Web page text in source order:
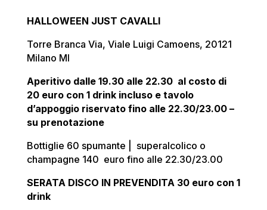
HALLOWEEN JUST CAVALLI
Torre Branca Via, Viale Luigi Camoens, 20121
Milano MI
Aperitivo dalle 19.30 alle 22.30 al costo di
20 euro con 1 drink incluso e tavolo
d’appoggio riservato fino alle 22.30/23.00 –
su prenotazione
Bottiglie 60 spumante | superalcolico o
champagne 140 euro fino alle 22.30/23.00
SERATA DISCO IN PREVENDITA 30 euro con 1
drink